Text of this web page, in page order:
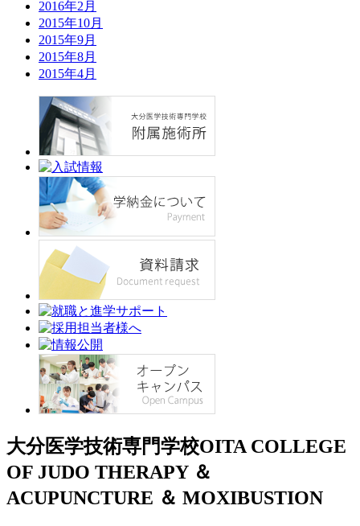
2016年2月
2015年10月
2015年9月
2015年8月
2015年4月
大分医学技術専門学校OITA COLLEGE
OF JUDO THERAPY ＆
ACUPUNCTURE ＆ MOXIBUSTION